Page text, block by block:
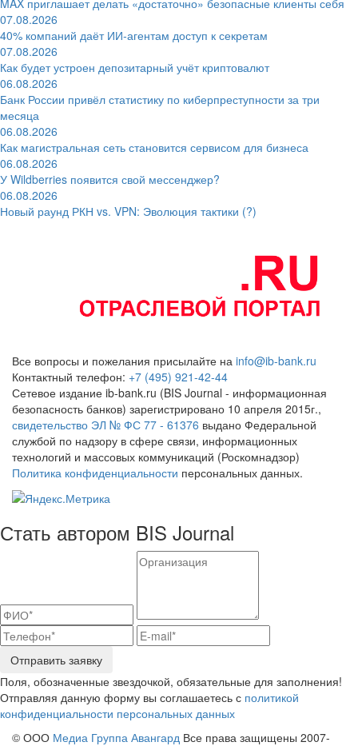
07.08.2026
40% компаний даёт ИИ‑агентам доступ к секретам
07.08.2026
Как будет устроен депозитарный учёт криптовалют
06.08.2026
Банк России привёл статистику по киберпреступности за три
месяца
06.08.2026
Как магистральная сеть становится сервисом для бизнеса
06.08.2026
У Wildberries появится свой мессенджер?
06.08.2026
Новый раунд РКН vs. VPN: Эволюция тактики (?)
Все вопросы и пожелания присылайте на info@ib-bank.ru
Контактный телефон: +7 (495) 921-42-44
Сетевое издание ib-bank.ru (BIS Journal - информационная
безопасность банков) зарегистрировано 10 апреля 2015г.,
свидетельство ЭЛ № ФС 77 - 61376 выдано Федеральной
службой по надзору в сфере связи, информационных
технологий и массовых коммуникаций (Роскомнадзор)
Политика конфиденциальности персональных данных.
Стать автором BIS Journal
Отправить заявку
Поля, обозначенные звездочкой, обязательные для заполнения!
Отправляя данную форму вы соглашаетесь с политикой
конфиденциальности персональных данных
© ООО Медиа Группа Авангард Все права защищены 2007-